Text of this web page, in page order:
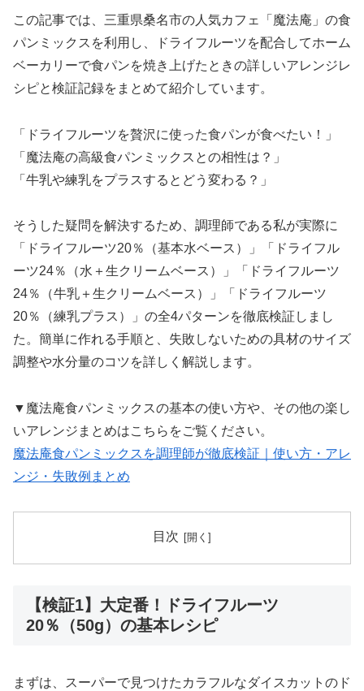
この記事では、三重県桑名市の人気カフェ「魔法庵」の食
パンミックスを利用し、ドライフルーツを配合してホーム
ベーカリーで食パンを焼き上げたときの詳しいアレンジレ
シピと検証記録をまとめて紹介しています。
「ドライフルーツを贅沢に使った食パンが食べたい！」
「魔法庵の高級食パンミックスとの相性は？」
「牛乳や練乳をプラスするとどう変わる？」
そうした疑問を解決するため、調理師である私が実際に
「ドライフルーツ20％（基本水ベース）」「ドライフル
ーツ24％（水＋生クリームベース）」「ドライフルーツ
24％（牛乳＋生クリームベース）」「ドライフルーツ
20％（練乳プラス）」の全4パターンを徹底検証しまし
た。簡単に作れる手順と、失敗しないための具材のサイズ
調整や水分量のコツを詳しく解説します。
▼魔法庵食パンミックスの基本の使い方や、その他の楽し
いアレンジまとめはこちらをご覧ください。
魔法庵食パンミックスを調理師が徹底検証｜使い方・アレ
ンジ・失敗例まとめ
目次
【検証1】大定番！ドライフルーツ
20％（50g）の基本レシピ
まずは、スーパーで見つけたカラフルなダイスカットのド